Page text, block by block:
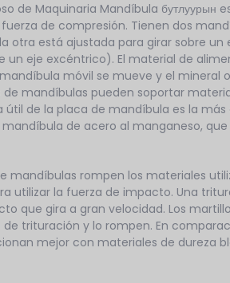
de Maquinaria Mandíbula бутлуурын
de compresión. Tienen dos
está ajustada para girar sobre un
eje excéntrico). El material de
móvil se mueve y el mineral
mandíbulas pueden soportar
de la placa de mandíbula es la
de acero al manganeso,
mandíbulas rompen los materiales
utilizar la fuerza de impacto. Una
que gira a gran velocidad. Los
trituración y lo rompen. En
mejor con materiales de dureza